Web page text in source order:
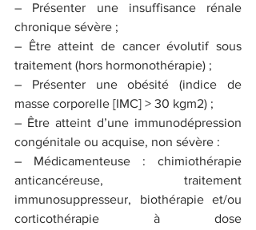
– Présenter une insuffisance rénale
chronique sévère ;
– Être atteint de cancer évolutif sous
traitement (hors hormonothérapie) ;
– Présenter une obésité (indice de
masse corporelle [IMC] > 30 kgm2) ;
– Être atteint d’une immunodépression
congénitale ou acquise, non sévère :
– Médicamenteuse : chimiothérapie
anticancéreuse, traitement
immunosuppresseur, biothérapie et/ou
corticothérapie à dose